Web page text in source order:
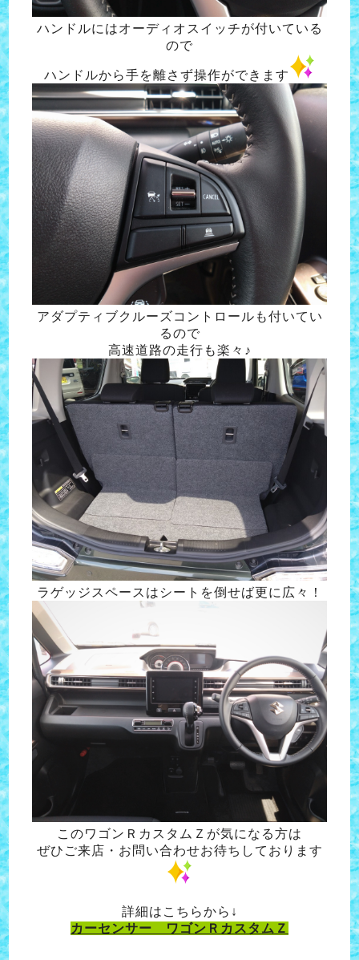
ハンドルにはオーディオスイッチが付いている
ので
ハンドルから手を離さず操作ができます
アダプティブクルーズコントロールも付いてい
るので
高速道路の走行も楽々♪
ラゲッジスペースはシートを倒せば更に広々！
このワゴンＲカスタムＺが気になる方は
ぜひご来店・お問い合わせお待ちしております
詳細はこちらから↓
カーセンサー ワゴンＲカスタムＺ